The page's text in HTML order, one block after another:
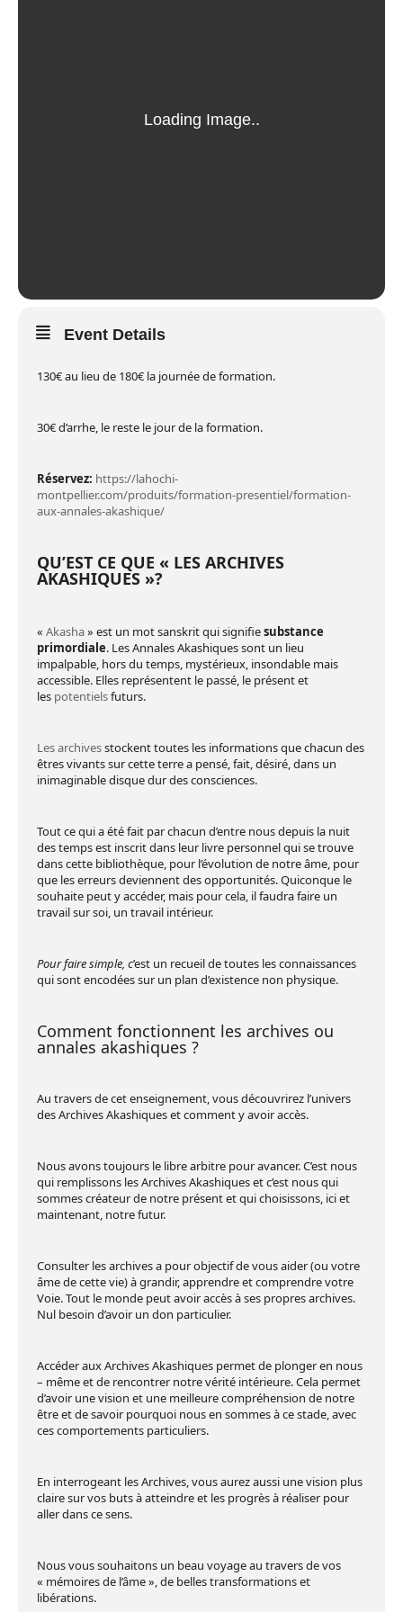
Event Details
130€ au lieu de 180€ la journée de formation.
30€ d’arrhe, le reste le jour de la formation.
Réservez: https://lahochi-
montpellier.com/produits/formation-presentiel/formation-
aux-annales-akashique/
QU’EST CE QUE « LES ARCHIVES
AKASHIQUES »?
« Akasha» est un mot sanskrit qui signifiesubstance
primordiale. Les Annales Akashiques sont un lieu
impalpable, hors du temps, mystérieux, insondable mais
accessible. Elles représentent le passé, le présent et
les potentielsfuturs.
Les archivesstockent toutes les informations que chacun des
êtres vivants sur cette terre a pensé, fait, désiré, dans un
inimaginable disque dur des consciences.
Tout ce qui a été fait par chacun d’entre nous depuis la nuit
des temps est inscrit dans leur livre personnel qui se trouve
dans cette bibliothèque, pour l’évolution de notre âme, pour
que les erreurs deviennent des opportunités. Quiconque le
souhaite peut y accéder, mais pour cela, il faudra faire un
travail sur soi, un travail intérieur.
Pour faire simple, c’est un recueil de toutes les connaissances
qui sont encodées sur un plan d’existence non physique.
Comment fonctionnent les archives ou
annales akashiques ?
Au travers de cet enseignement, vous découvrirez l’univers
des Archives Akashiques et comment y avoir accès.
Nous avons toujours le libre arbitre pour avancer. C’est nous
qui remplissons les Archives Akashiques et c’est nous qui
sommes créateur de notre présent et qui choisissons, ici et
maintenant, notre futur.
Consulter les archives a pour objectif de vous aider (ou votre
âme de cette vie) à grandir, apprendre et comprendre votre
Voie. Tout le monde peut avoir accès à ses propres archives.
Nul besoin d’avoir un don particulier.
Accéder aux Archives Akashiques permet de plonger en nous
– même et de rencontrer notre vérité intérieure. Cela permet
d’avoir une vision et une meilleure compréhension de notre
être et de savoir pourquoi nous en sommes à ce stade, avec
ces comportements particuliers.
En interrogeant les Archives, vous aurez aussi une vision plus
claire sur vos buts à atteindre et les progrès à réaliser pour
aller dans ce sens.
Nous vous souhaitons un beau voyage au travers de vos
« mémoires de l’âme », de belles transformations et
libérations.